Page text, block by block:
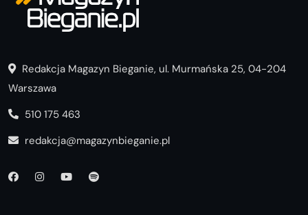
Redakcja Magazyn Bieganie, ul. Murmańska 25, 04-204
Warszawa
510 175 463
redakcja@magazynbieganie.pl